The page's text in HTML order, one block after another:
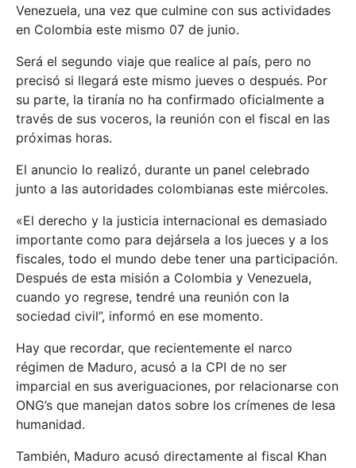
Venezuela, una vez que culmine con sus actividades
en Colombia este mismo 07 de junio.
Será el segundo viaje que realice al país, pero no
precisó si llegará este mismo jueves o después. Por
su parte, la tiranía no ha confirmado oficialmente a
través de sus voceros, la reunión con el fiscal en las
próximas horas.
El anuncio lo realizó, durante un panel celebrado
junto a las autoridades colombianas este miércoles.
«El derecho y la justicia internacional es demasiado
importante como para dejársela a los jueces y a los
fiscales, todo el mundo debe tener una participación.
Después de esta misión a Colombia y Venezuela,
cuando yo regrese, tendré una reunión con la
sociedad civil”, informó en ese momento.
Hay que recordar, que recientemente el narco
régimen de Maduro, acusó a la CPI de no ser
imparcial en sus averiguaciones, por relacionarse con
ONG’s que manejan datos sobre los crímenes de lesa
humanidad.
También, Maduro acusó directamente al fiscal Khan